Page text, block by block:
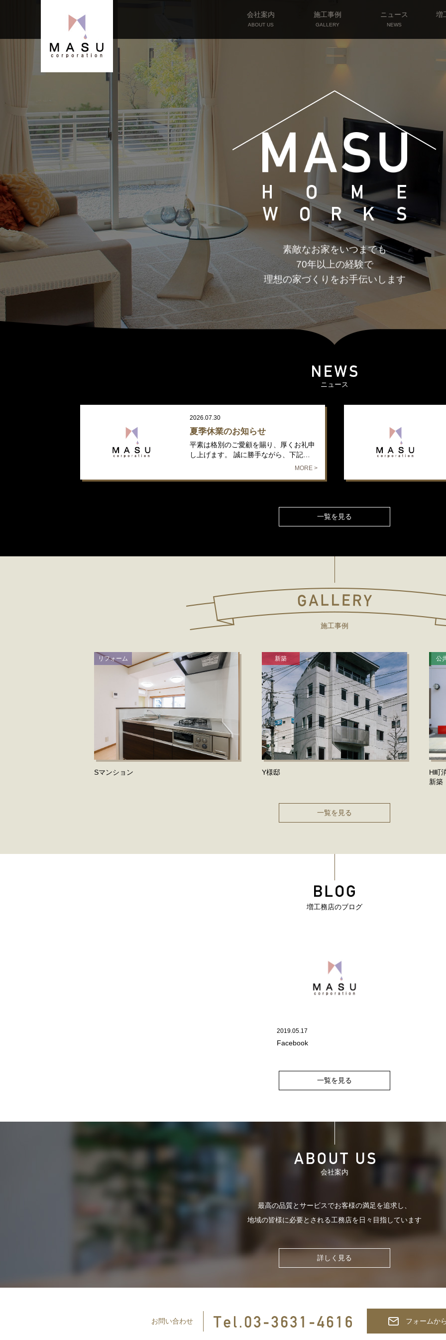
会社案内
ABOUT US
施工事例
GALLERY
ニュース
NEWS
増
素敵なお家をいつまでも
70年以上の経験で
理想の家づくりをお手伝いします
ニュース
2026.07.30
夏季休業のお知らせ
平素は格別のご愛顧を賜り、厚くお礼申
し上げます。 誠に勝手ながら、下記…
MORE >
一覧を見る
施工事例
リフォーム
Sマンション
新築
Y様邸
公
H町
新築
一覧を見る
増工務店のブログ
2019.05.17
Facebook
一覧を見る
会社案内
最高の品質とサービスでお客様の満足を追求し、
地域の皆様に必要とされる工務店を日々目指しています
詳しく見る
お問い合わせ フォームか